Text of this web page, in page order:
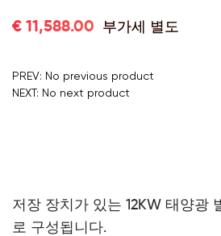
€ 11,588.00 부가세 별도
PREV: No previous product
NEXT: No next product
저장 장치가 있는 12KW 태양광
로 구성됩니다.